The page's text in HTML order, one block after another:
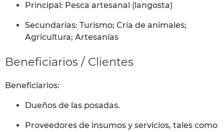
Principal: Pesca artesanal (langosta)
Secundarias: Turismo; Cría de animales;
Agricultura; Artesanías
Beneficiarios / Clientes
Beneficiarios:
Dueños de las posadas.
Proveedores de insumos y servicios, tales como